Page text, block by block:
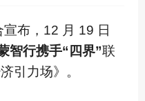
布，12 月 19 日
智行携手“四界”联
引力场》。